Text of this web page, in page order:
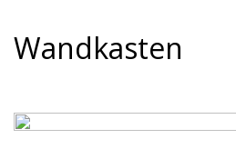
Wandkasten